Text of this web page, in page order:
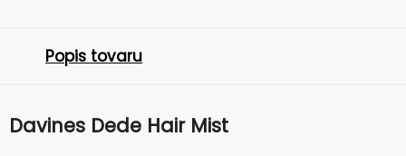
Popis tovaru
Davines Dede Hair Mist